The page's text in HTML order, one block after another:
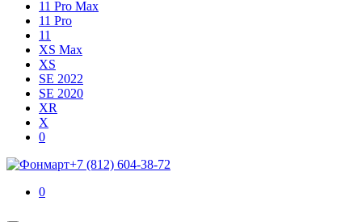
11 Pro Max
11 Pro
11
XS Max
XS
SE 2022
SE 2020
XR
X
Shopping
0Items
Cart +7 (812) 604-38-72
Shopping
0Items